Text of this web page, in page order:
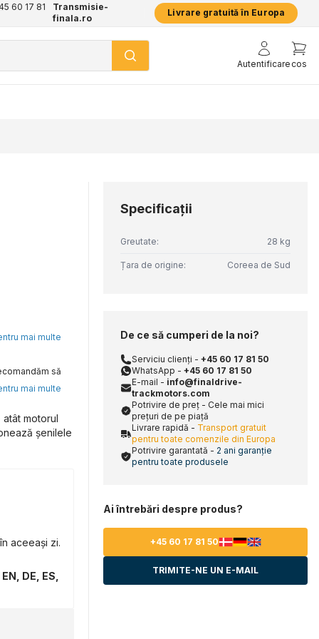
60 17 81
Transmisie-
finala.ro
Livrare gratuită în Europa
Autentificare cos
mai multe
să
mai multe
motorul
șenilele
aceeași zi.
DE, ES,
Specificaţii
Greutate: 28 kg
Țara de origine: Coreea de Sud
De ce să cumperi de la noi?
Serviciu clienți - +45 60 17 81 50
WhatsApp - +45 60 17 81 50
E-mail - info@finaldrive-
trackmotors.com
Potrivire de preț - Cele mai mici
prețuri de pe piață
Livrare rapidă - Transport gratuit
pentru toate comenzile din Europa
Potrivire garantată - 2 ani garanție
pentru toate produsele
Ai întrebări despre produs?
+45 60 17 81 50
TRIMITE-NE UN E-MAIL